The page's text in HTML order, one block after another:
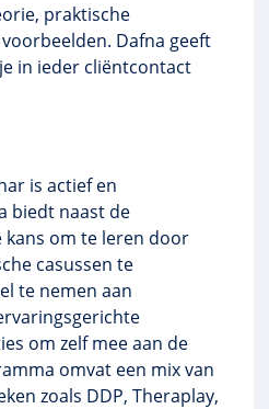
praktische
Dafna geeft
in ieder cliëntcontact
is actief en
biedt naast de
om te leren door
casussen te
te nemen aan
om zelf mee aan de
omvat een mix van
zoals DDP, Theraplay,